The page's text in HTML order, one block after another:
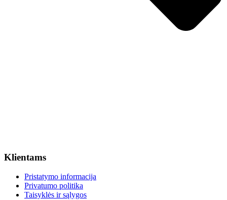
Klientams
Pristatymo informacija
Privatumo politika
Taisyklės ir sąlygos